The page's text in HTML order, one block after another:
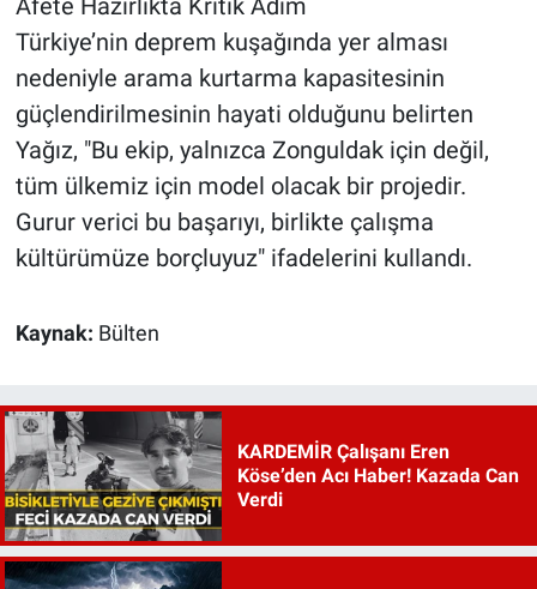
Türkiye’nin deprem kuşağında yer alması
nedeniyle arama kurtarma kapasitesinin
güçlendirilmesinin hayati olduğunu belirten
Yağız, "Bu ekip, yalnızca Zonguldak için değil,
tüm ülkemiz için model olacak bir projedir.
Gurur verici bu başarıyı, birlikte çalışma
kültürümüze borçluyuz" ifadelerini kullandı.
Kaynak: Bülten
KARDEMİR Çalışanı Eren
Köse’den Acı Haber! Kazada Can
Verdi